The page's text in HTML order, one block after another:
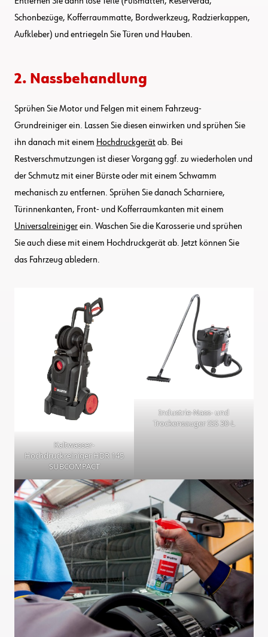
Schonbezüge, Kofferraummatte, Bordwerkzeug, Radzierkappen,
Aufkleber) und entriegeln Sie Türen und Hauben.
2. Nassbehandlung
Sprühen Sie Motor und Felgen mit einem Fahrzeug-
Grundreiniger ein. Lassen Sie diesen einwirken und sprühen Sie
ihn danach mit einem Hochdruckgerätab. Bei
Restverschmutzungen ist dieser Vorgang ggf. zu wiederholen und
der Schmutz mit einer Bürste oder mit einem Schwamm
mechanisch zu entfernen. Sprühen Sie danach Scharniere,
Türinnenkanten, Front- und Kofferraumkanten mit einem
Universalreinigerein. Waschen Sie die Karosserie und sprühen
Sie auch diese mit einem Hochdruckgerät ab. Jetzt können Sie
das Fahrzeug abledern.
Kaltwasser-
Hochdruckreiniger HDR 145
SUBCOMPACT
Industrie-Nass- und
Trockensauger ISS 30-L